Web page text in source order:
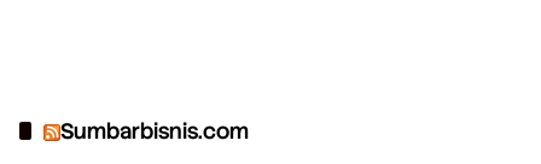
Sumbarbisnis.com